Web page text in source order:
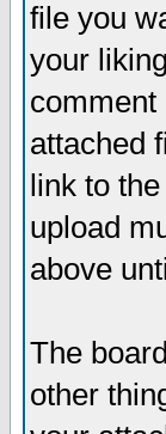
file you
your
comment
attached
link to
upload
above
The
other